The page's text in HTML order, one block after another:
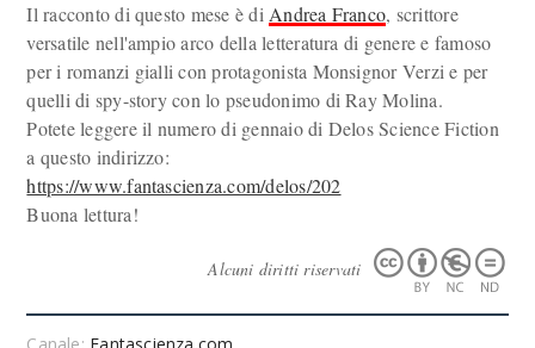
Il racconto di questo mese è di Andrea Franco, scrittore
versatile nell'ampio arco della letteratura di genere e famoso
per i romanzi gialli con protagonista Monsignor Verzi e per
quelli di spy-story con lo pseudonimo di Ray Molina.
Potete leggere il numero di gennaio di Delos Science Fiction
a questo indirizzo:
https://www.fantascienza.com/delos/202
Buona lettura!
Alcuni diritti riservati